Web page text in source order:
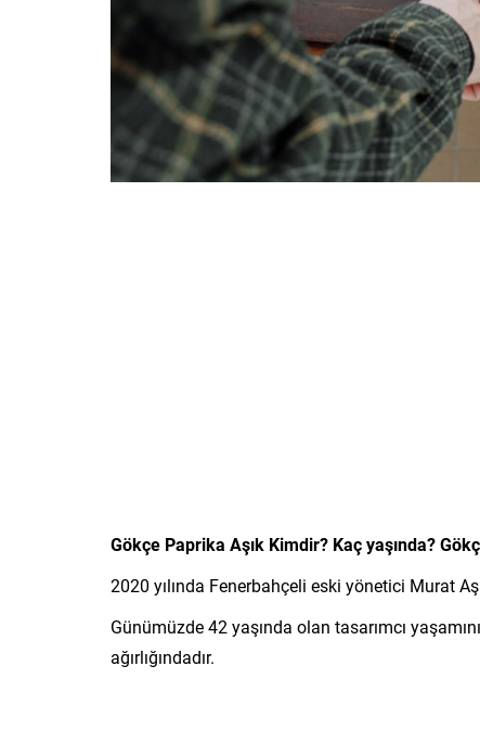
Gökçe Paprika Aşık Kimdir? Kaç yaşında?
2020 yılında Fenerbahçeli eski yönetici Murat
Günümüzde 42 yaşında olan tasarımcı
ağırlığındadır.